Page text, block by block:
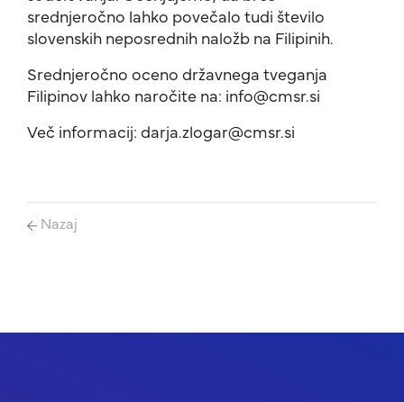
srednjeročno lahko povečalo tudi število
slovenskih neposrednih naložb na Filipinih.
Srednjeročno oceno državnega tveganja
Filipinov lahko naročite na: info@cmsr.si
Več informacij: darja.zlogar@cmsr.si
Nazaj